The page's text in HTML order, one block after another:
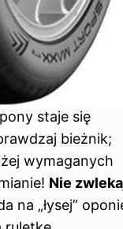
staje się
bieżnik;
wymaganych
Nie
na „łysej”